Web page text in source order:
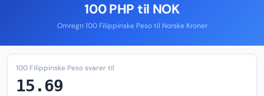
100 PHP til NOK
Omregn 100 Filippinske Peso til Norske Kroner
100 Filippinske Peso svarer til
15.69